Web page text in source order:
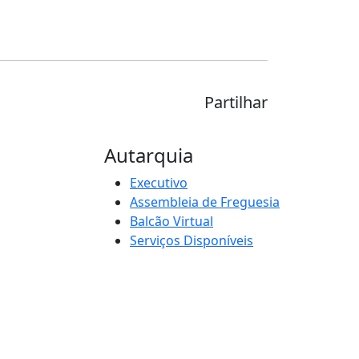
Partilhar
Autarquia
Executivo
Assembleia de Freguesia
Balcão Virtual
Serviços Disponíveis